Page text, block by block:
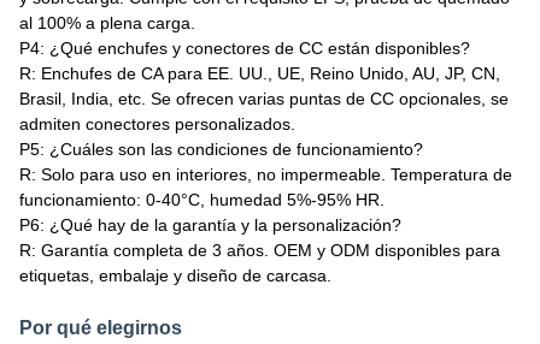
al 100% a plena carga.
P4: ¿Qué enchufes y conectores de CC están disponibles?
R: Enchufes de CA para EE. UU., UE, Reino Unido, AU, JP, CN,
Brasil, India, etc. Se ofrecen varias puntas de CC opcionales, se
admiten conectores personalizados.
P5: ¿Cuáles son las condiciones de funcionamiento?
R: Solo para uso en interiores, no impermeable. Temperatura de
funcionamiento: 0-40°C, humedad 5%-95% HR.
P6: ¿Qué hay de la garantía y la personalización?
R: Garantía completa de 3 años. OEM y ODM disponibles para
etiquetas, embalaje y diseño de carcasa.
Por qué elegirnos